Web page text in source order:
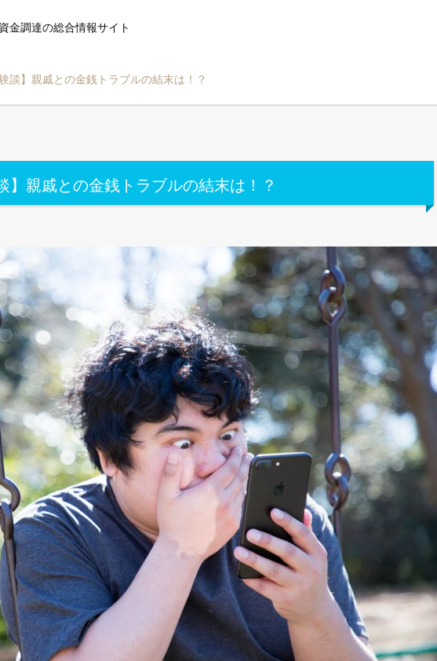
金調達の総合情報サイト
談】親戚との金銭トラブルの結末は！？
】親戚との金銭トラブルの結末は！？